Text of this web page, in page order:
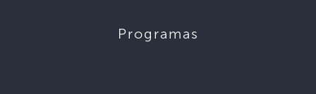
Programas